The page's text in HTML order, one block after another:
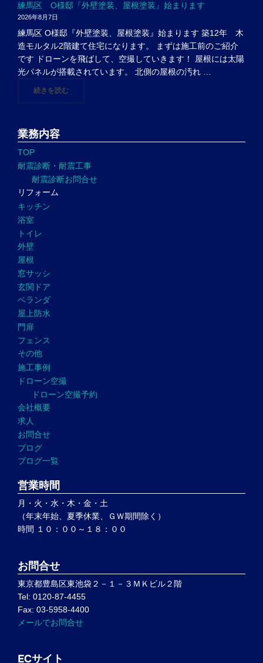
練馬区 O様邸『外壁塗装、屋根塗装』始まります
2026年8月7日
練馬区 O様邸『外壁塗装、屋根塗装』始まります 築12年 木
造モルタル2階建て住宅になります。 まずは施工前のご紹介
です ドローンを飛ばして、空撮していきます！ 屋根には太陽
光パネルが搭載されています。 北側の屋根の汚れ …
続きを読む"練馬区 O様邸『外壁塗装、屋根塗装』始まります"
業務内容
TOP
耐震診断・耐震工事
耐震診断お問合せ
リフォーム
キッチン
浴室
トイレ
外壁
屋根
窓サッシ
玄関ドア
ベランダ
屋上防水
門扉
フェンス
その他
施工事例
ドローン空撮
ドローン空撮予約
会社概要
求人
お問合せ
ブログ
ブログ一覧
営業時間
月・火・水・木・金・土
（年末年始、夏季休業、ＧＷ期間除く）
時間 １０：００～１８：００
お問合せ
東京都豊島区東池袋２－１－３ＭＫビル２階
Tel: 0120-87-4455
Fax: 03-5958-4400
メールでお問合せ
ECサイト